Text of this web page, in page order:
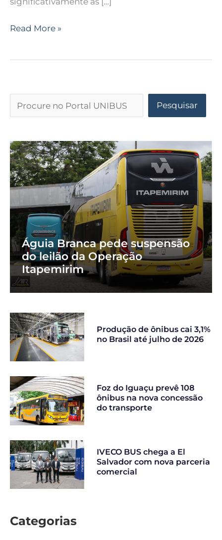
Read More »
Pesquisar
Águia Branca pede suspensão
do leilão da Operação
Itapemirim
Produção de ônibus cai 3,1%
no Brasil até julho de 2026
Foz do Iguaçu prevê 108
ônibus na nova concessão
do transporte
IVECO BUS chega a El
Salvador com nova parceria
comercial
Categorias